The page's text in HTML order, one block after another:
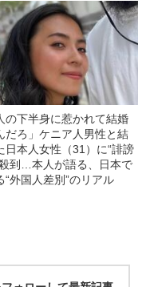
の下半身に惹かれて結婚
だろ」ケニア人男性と結
日本人女性（31）に“誹謗
到…本人が語る、日本で
“外国人差別”のリアル